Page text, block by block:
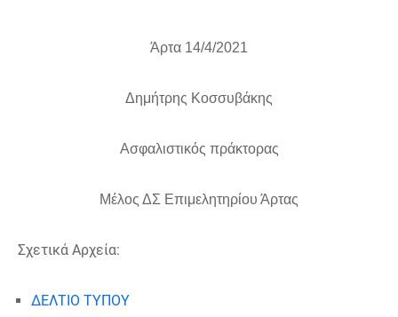
Άρτα 14/4/2021
Δημήτρης Κοσσυβάκης
Ασφαλιστικός πράκτορας
Μέλος ΔΣ Επιμελητηρίου Άρτας
Σχετικά Αρχεία:
ΔΕΛΤΙΟ ΤΥΠΟΥ